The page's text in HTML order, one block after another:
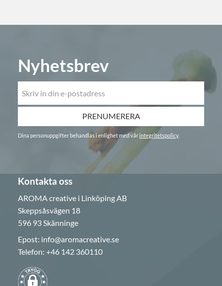
Nyhetsbrev
PRENUMERERA
Dina personuppgifter behandlas i enlighet med vår integritetspolicy.
Kontakta oss
AROMA creative i Linköping AB
Skeppsåsvägen 18
596 93 Skänninge
Epost: info@aromacreative.se
Telefon: +46 142 360110